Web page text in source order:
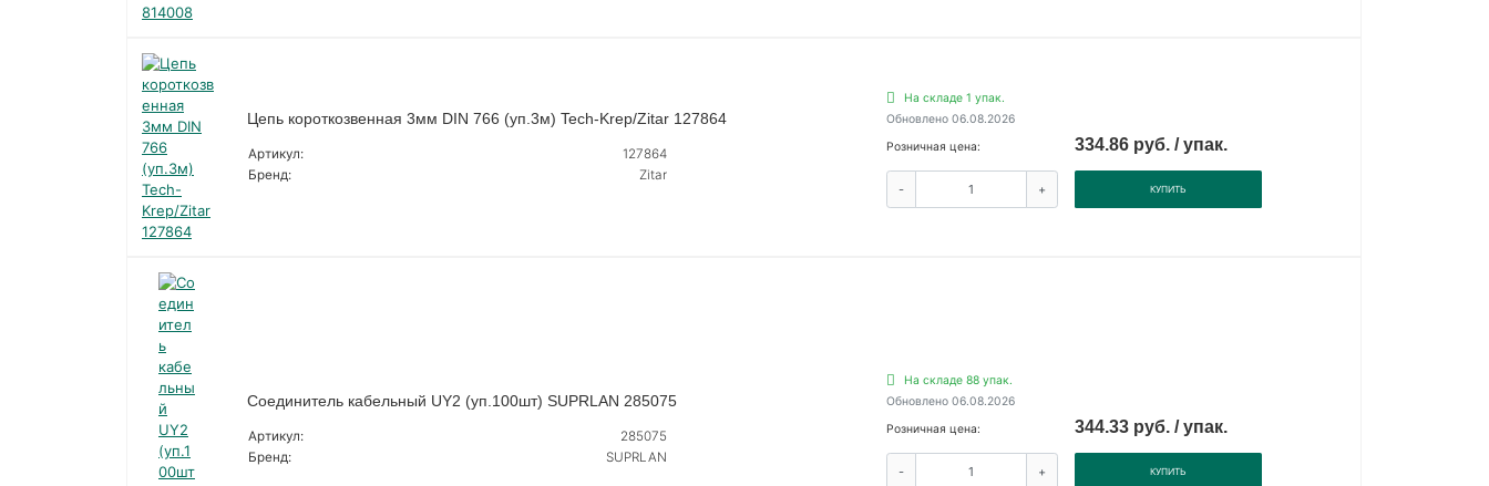
Цепь короткозвенная 3мм DIN 766 (уп.3м) Tech-Krep/Zitar 127864
Артикул:
127864
Бренд:
Zitar
На складе 1 упак.
Обновлено 06.08.2026
Розничная цена:
334.86 руб. / упак.
- + КУПИТЬ
Соединитель кабельный UY2 (уп.100шт) SUPRLAN 285075
Артикул:
285075
Бренд:
SUPRLAN
На складе 88 упак.
Обновлено 06.08.2026
Розничная цена:
344.33 руб. / упак.
- + КУПИТЬ